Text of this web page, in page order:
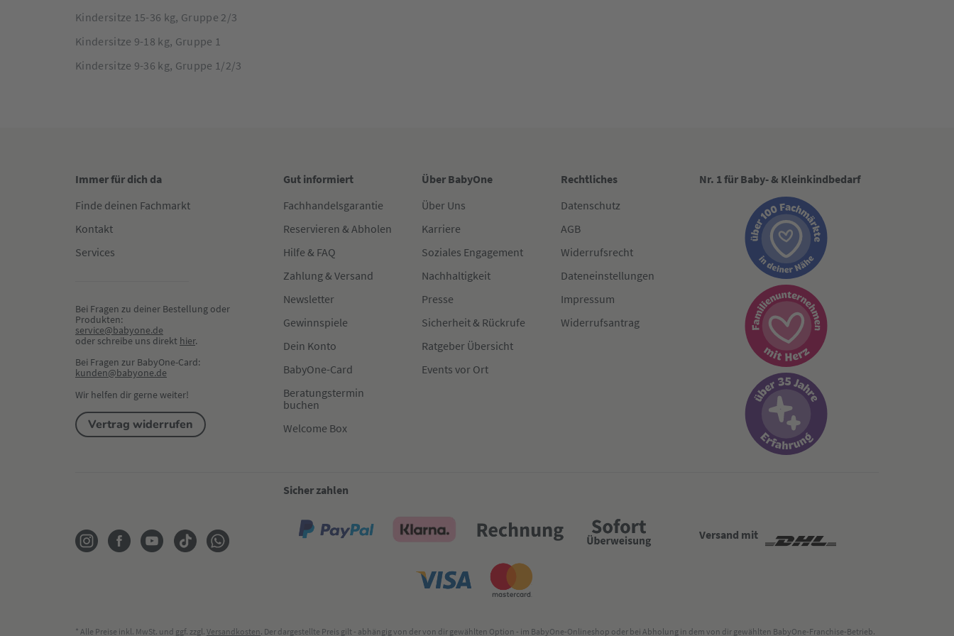
die spezielle Neugeborenen-Einlage für den Pearl 360 Pro mitbestellen. Alternativ empfiehlt sich der Pebble
sorgt in den ersten Monaten für maximale Flexibilität. Wofür du dich auch entscheidest: Bei BabyOne findest
du alles für euer individuelles Travelsystem!
Kindersitze 15-36 kg, Gruppe 2/3
Kindersitze 9-18 kg, Gruppe 1
Kindersitze 9-36 kg, Gruppe 1/2/3
Immer für dich da
Finde deinen Fachmarkt
Kontakt
Services
Bei Fragen zu deiner Bestellung oder
Produkten:
service@babyone.de
oder schreibe uns direkt hier.
Bei Fragen zur BabyOne-Card:
kunden@babyone.de
Wir helfen dir gerne weiter!
Vertrag widerrufen
Gut informiert
Fachhandelsgarantie
Reservieren & Abholen
Hilfe & FAQ
Zahlung & Versand
Newsletter
Gewinnspiele
Dein Konto
BabyOne-Card
Beratungstermin
buchen
Welcome Box
Über BabyOne
Über Uns
Karriere
Soziales Engagement
Nachhaltigkeit
Presse
Sicherheit & Rückrufe
Ratgeber Übersicht
Events vor Ort
Rechtliches
Datenschutz
AGB
Widerrufsrecht
Dateneinstellungen
Impressum
Widerrufsantrag
Nr. 1 für Baby- & Kleinkindbedarf
Sicher zahlen
Versand mit
* Alle Preise inkl. MwSt. und ggf. zzgl. Versandkosten. Der dargestellte Preis gilt - abhängig von der von dir gewählten Option - im BabyOne-Onlineshop oder bei Abholung in dem von dir gewählten BabyOne-Franchise-Betrieb.